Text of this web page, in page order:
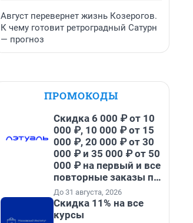
Август перевернет жизнь Козерогов.
К чему готовит ретроградный Сатурн
— прогноз
ПРОМОКОДЫ
Скидка 6 000 ₽ от 10
000 ₽, 10 000 ₽ от 15
000 ₽, 20 000 ₽ от 30
000 ₽ и 35 000 ₽ от 50
000 ₽ на первый и все
повторные заказы по
промокоду НАБЕРИ
До 31 августа, 2026
Скидка 11% на все
курсы